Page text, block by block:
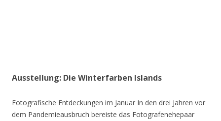
Ausstellung: Die Winterfarben Islands
Fotografische Entdeckungen im Januar In den drei Jahren vor
dem Pandemieausbruch bereiste das Fotografenehepaar